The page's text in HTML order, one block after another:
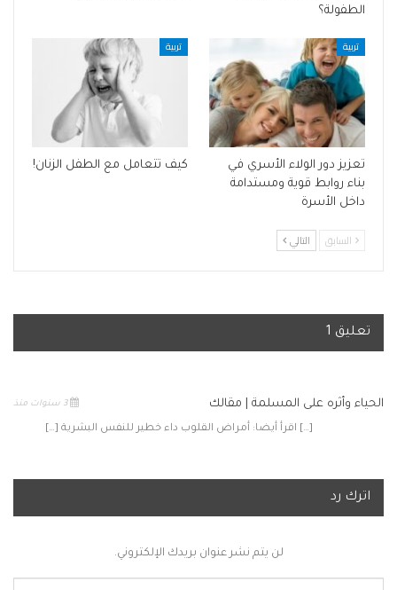
الطفولة؟
تربية
تعزيز دور الولاء الأسري في
بناء روابط قوية ومستدامة
داخل الأسرة
تربية
كيف تتعامل مع الطفل الزنان!
السابق التالي
تعليق 1
الحياء وأثره على المسلمة | مقالك 3 سنوات منذ
[…] اقرأ أيضا: أمراض القلوب داء خطير للنفس البشرية […]
اترك رد
لن يتم نشر عنوان بريدك الإلكتروني.